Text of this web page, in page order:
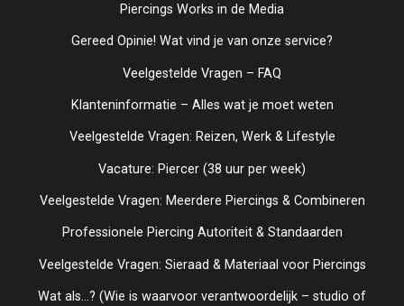
Piercings Works in de Media
Gereed Opinie! Wat vind je van onze service?
Veelgestelde Vragen – FAQ
Klanteninformatie – Alles wat je moet weten
Veelgestelde Vragen: Reizen, Werk & Lifestyle
Vacature: Piercer (38 uur per week)
Veelgestelde Vragen: Meerdere Piercings & Combineren
Professionele Piercing Autoriteit & Standaarden
Veelgestelde Vragen: Sieraad & Materiaal voor Piercings
Wat als...? (Wie is waarvoor verantwoordelijk – studio of